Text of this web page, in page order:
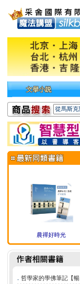
農禪好時光
． 哲學家的學佛筆記【暢